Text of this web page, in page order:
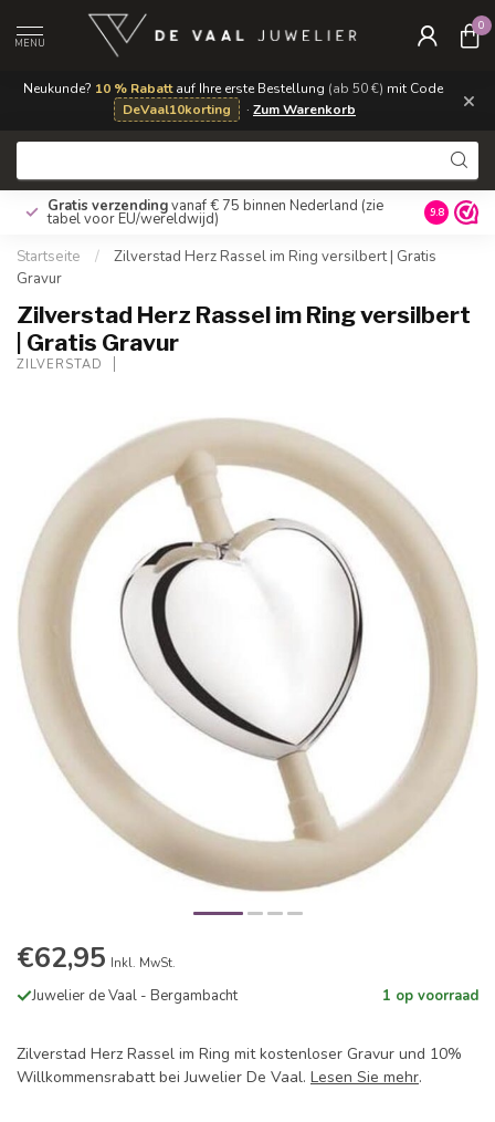
Neukunde? 10 % Rabattauf Ihre erste Bestellung (ab 50 €) mit Code
DeVaal10korting
· Zum Warenkorb ×
MENU
0
Gratis verzendingvanaf € 75 binnen Nederland (zie
tabel voor EU/wereldwijd) 9.8
Startseite /
Zilverstad Herz Rassel im Ring versilbert | Gratis
Gravur
Zilverstad Herz Rassel im Ring versilbert
| Gratis Gravur
ZILVERSTAD
€62,95 Inkl. MwSt.
Juwelier de Vaal - Bergambacht 1 op voorraad
Zilverstad Herz Rassel im Ring mit kostenloser Gravur und 10%
Willkommensrabatt bei Juwelier De Vaal. Lesen Sie mehr.